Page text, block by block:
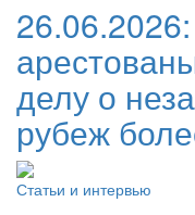
26.06.2026:
делу о
рубеж
Статьи и интервью